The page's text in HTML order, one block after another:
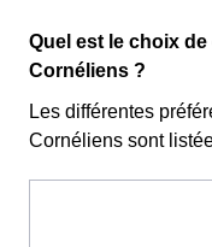
Quel est le choix
Cornéliens ?
Les différentes
Cornéliens sont